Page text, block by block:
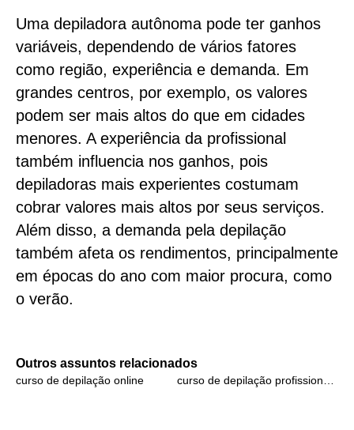
Uma depiladora autônoma pode ter ganhos
variáveis, dependendo de vários fatores
como região, experiência e demanda. Em
grandes centros, por exemplo, os valores
podem ser mais altos do que em cidades
menores. A experiência da profissional
também influencia nos ganhos, pois
depiladoras mais experientes costumam
cobrar valores mais altos por seus serviços.
Além disso, a demanda pela depilação
também afeta os rendimentos, principalmente
em épocas do ano com maior procura, como
o verão.
Outros assuntos relacionados
curso de depilação online